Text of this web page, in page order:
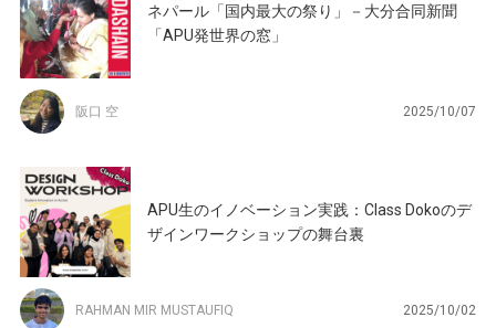
ネパール「国内最大の祭り」－大分合同新聞
「APU発世界の窓」
阪口 空 2025/10/07
APU生のイノベーション実践：Class Dokoのデ
ザインワークショップの舞台裏
RAHMAN MIR MUSTAUFIQ 2025/10/02